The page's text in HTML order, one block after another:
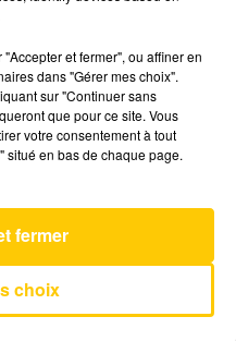
AVEYRON NORD
et fermer", ou affiner en
dans "Gérer mes choix".
sur "Continuer sans
que pour ce site. Vous
votre consentement à tout
situé en bas de chaque page.
choix
fermer